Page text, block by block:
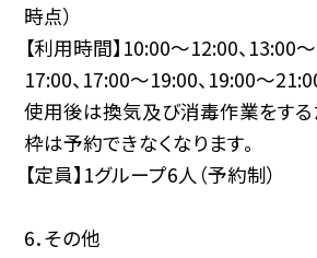
時点）
【利用時間】10:00〜12:00、13:00
17:00、17:00〜19:00、19:00〜
使用後は換気及び消毒作業をする
枠は予約できなくなります。
【定員】1グループ6人（予約制）
6．その他